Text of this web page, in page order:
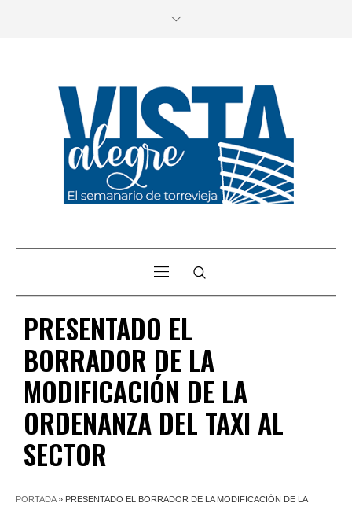
PRESENTADO EL
BORRADOR DE LA
MODIFICACIÓN DE LA
ORDENANZA DEL TAXI AL
SECTOR
PORTADA» PRESENTADO EL BORRADOR DE LA MODIFICACIÓN DE LA